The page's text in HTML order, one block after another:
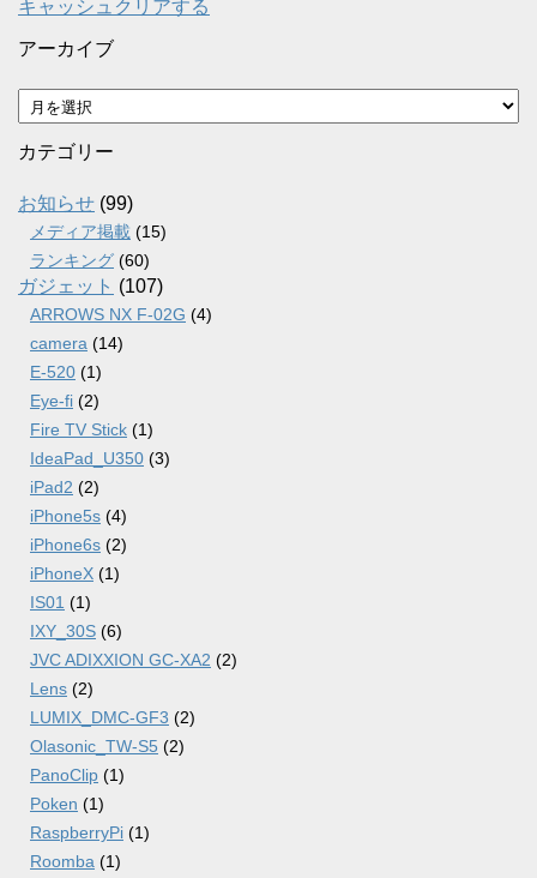
キャッシュクリアする
アーカイブ
ア
ー
カ
ブ
カテゴリー
お知らせ (99)
メディア掲載 (15)
ランキング (60)
ガジェット (107)
ARROWS NX F-02G (4)
camera (14)
E-520 (1)
Eye-fi (2)
Fire TV Stick (1)
IdeaPad_U350 (3)
iPad2 (2)
iPhone5s (4)
iPhone6s (2)
iPhoneX (1)
IS01 (1)
IXY_30S (6)
JVC ADIXXION GC-XA2 (2)
Lens (2)
LUMIX_DMC-GF3 (2)
Olasonic_TW-S5 (2)
PanoClip (1)
Poken (1)
RaspberryPi (1)
Roomba (1)